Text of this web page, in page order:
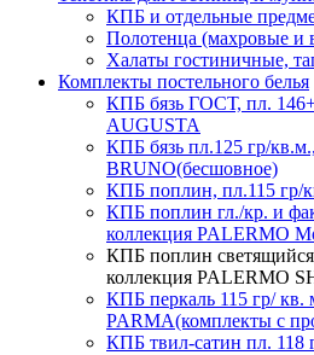
КПБ и отдельные
Полотенца (махровые и
Халаты гостиничные,
Комплекты постельного белья
КПБ бязь ГОСТ, пл.
AUGUSTA
КПБ бязь пл.125 гр/
BRUNO(бесшовное)
КПБ поплин, пл.115 гр/
КПБ поплин гл./кр. и
коллекция PALERMO
КПБ поплин
коллекция PALERMO
КПБ перкаль 115 гр/ кв.
PARMA(комплекты с
КПБ твил-сатин пл. 118